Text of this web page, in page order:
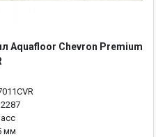
Aquafloor Chevron Premium
2287
мм